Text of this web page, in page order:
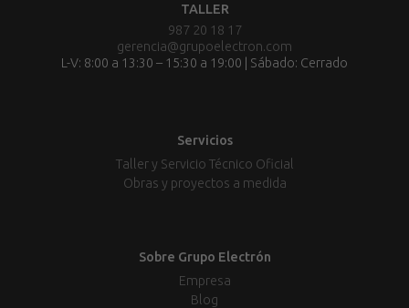
TALLER
987 20 18 17
gerencia@grupoelectron.com
L-V: 8:00 a 13:30 – 15:30 a 19:00 | Sábado: Cerrado
Servicios
Taller y Servicio Técnico Oficial
Obras y proyectos a medida
Sobre Grupo Electrón
Empresa
Blog